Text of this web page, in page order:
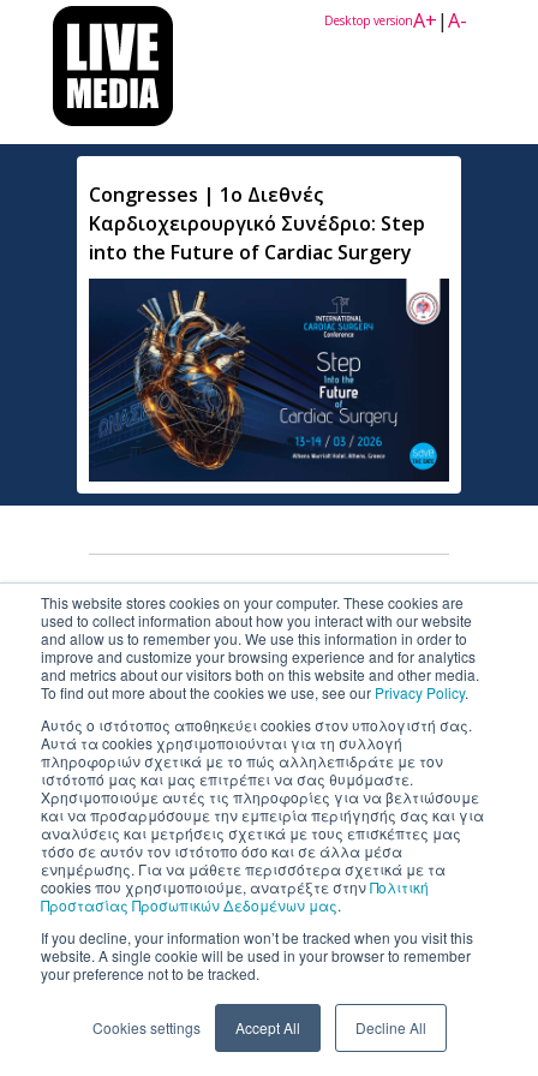
This website stores cookies on your computer. These cookies are
used to collect information about how you interact with our website
and allow us to remember you. We use this information in order to
improve and customize your browsing experience and for analytics
and metrics about our visitors both on this website and other media.
To find out more about the cookies we use, see our Privacy Policy.
Αυτός ο ιστότοπος αποθηκεύει cookies στον υπολογιστή σας.
Αυτά τα cookies χρησιμοποιούνται για τη συλλογή
πληροφοριών σχετικά με το πώς αλληλεπιδράτε με τον
ιστότοπό μας και μας επιτρέπει να σας θυμόμαστε.
Χρησιμοποιούμε αυτές τις πληροφορίες για να βελτιώσουμε
και να προσαρμόσουμε την εμπειρία περιήγησής σας και για
αναλύσεις και μετρήσεις σχετικά με τους επισκέπτες μας
τόσο σε αυτόν τον ιστότοπο όσο και σε άλλα μέσα
ενημέρωσης. Για να μάθετε περισσότερα σχετικά με τα
cookies που χρησιμοποιούμε, ανατρέξτε στηνΠολιτική
Προστασίας Προσωπικών Δεδομένων μας.
If you decline, your information won’t be tracked when you visit this
website. A single cookie will be used in your browser to remember
your preference not to be tracked.
Cookies settings Accept All Decline All
A+|A-
Desktop version
Congresses | 1ο Διεθνές
Καρδιοχειρουργικό Συνέδριο: Step
into the Future of Cardiac Surgery
Inventics A.E. | All rights reserved